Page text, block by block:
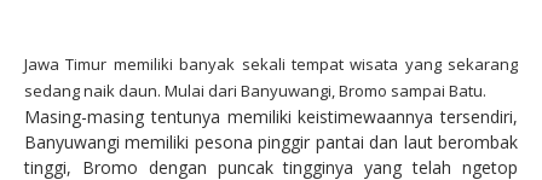
Jawa Timur memiliki banyak sekali tempat wisata yang sekarang
sedang naik daun. Mulai dari Banyuwangi, Bromo sampai Batu.
Masing-masing tentunya memiliki keistimewaannya tersendiri,
Banyuwangi memiliki pesona pinggir pantai dan laut berombak
tinggi, Bromo dengan puncak tingginya yang telah ngetop